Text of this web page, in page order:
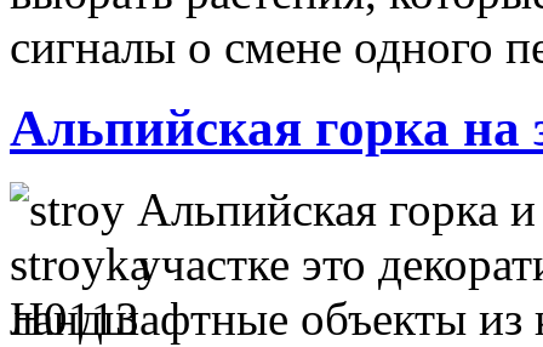
сигналы о смене одного
Альпийская горка на
Альпийская горка
участке это
ландшафтные объекты из